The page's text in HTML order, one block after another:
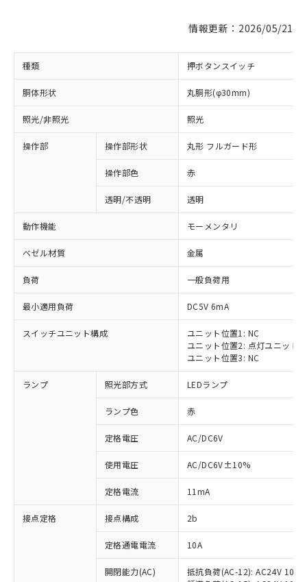
情報更新：2026/05/21
種類 押ボタンスイッチ
胴体形状 丸胴形(φ30mm)
照光/非照光 照光
操作部 操作部形状 丸形 フルガード形
操作部色 赤
透明/不透明 透明
動作機能 モーメンタリ
ベゼル材質 金属
負荷 一般負荷用
最小適用負荷 DC5V 6mA
スイッチユニット構成
ユニット位置1: NC
ユニット位置2: 点灯ユニット
ユニット位置3: NC
ランプ 照光部方式 LEDランプ
ランプ色 赤
定格電圧 AC/DC6V
使用電圧 AC/DC6V±10%
定格電流 11mA
接点定格 接点構成 2b
定格通電電流 10A
開閉能力(AC)
抵抗負荷(AC-12): AC24V 10A/
ご利用条件
以下の条件をお読みいただき、同意のうえ
ご利用ください。
本サービスは、当社制御機器事業取扱
商品の当社在庫状況および標準価格
(税抜)を提供させていただくもので
当社制御機器事業取扱商品の中には、
対応済み：EU RoHS指令（10物質）の
非含有に対応した製品が提供可能な商品で
対応予定：EU RoHS指令（10物質）の非含
有に対応した製品に切り替える予定のある
対応予定なし：EU RoHS指令（10物質）の
非含有に非対応の商品で、対応品を出す予
定はありません。
調査・確認中：EU RoHS指令（10物質）の
非含有の対応状況を調査中または確認中の
害物質有無と関係のない商品です。
※1 中国RoHS○×表
「○」：最大均質材料含有率が中国RoHSの
基準値以下であることを示します。